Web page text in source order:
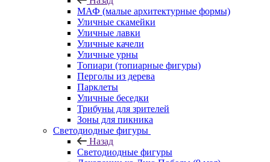
МАФ (малые архитектурные формы)
Уличные скамейки
Уличные лавки
Уличные качели
Уличные урны
Топиари (топиарные фигуры)
Перголы из дерева
Парклеты
Уличные беседки
Трибуны для зрителей
Зоны для пикника
Светодиодные фигуры
Назад
Светодиодные фигуры